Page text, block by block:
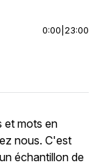
0:00 23:00
et mots en
nous. C'est
échantillon de